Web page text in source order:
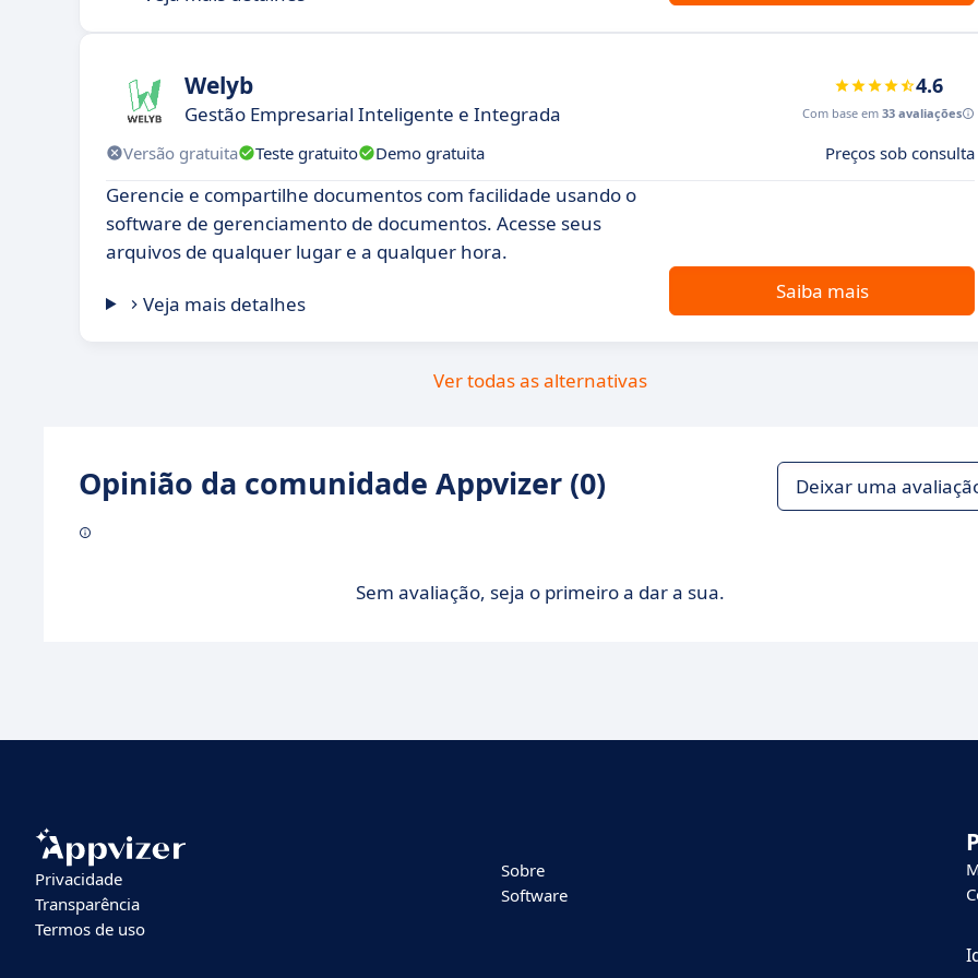
Welyb
Gestão Empresarial Inteligente e Integrada
4.6
Com base em 33 avaliações
Versão gratuita Teste gratuito Demo gratuita Preços sob consulta
Gerencie e compartilhe documentos com facilidade usando o
software de gerenciamento de documentos. Acesse seus
arquivos de qualquer lugar e a qualquer hora.
Veja mais detalhes
Saiba mais
Ver todas as alternativas
Opinião da comunidade Appvizer (0) Deixar uma
Sem avaliação, seja o primeiro a dar a sua.
Privacidade
Transparência
Termos de uso
Sobre
Software